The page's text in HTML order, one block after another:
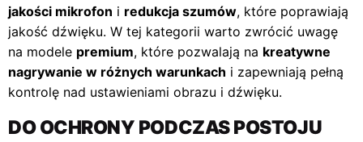
jakości mikrofon i redukcja szumów, które poprawiają
jakość dźwięku. W tej kategorii warto zwrócić uwagę
na modele premium, które pozwalają na kreatywne
nagrywanie w różnych warunkach i zapewniają pełną
kontrolę nad ustawieniami obrazu i dźwięku.
DO OCHRONY PODCZAS POSTOJU